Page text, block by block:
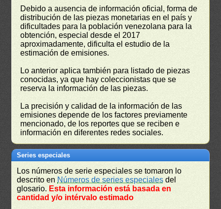
Debido a ausencia de información oficial, forma de
distribución de las piezas monetarias en el país y
dificultades para la población venezolana para la
obtención, especial desde el 2017
aproximadamente, dificulta el estudio de la
estimación de emisiones.
Lo anterior aplica también para listado de piezas
conocidas, ya que hay coleccionistas que se
reserva la información de las piezas.
La precisión y calidad de la información de las
emisiones depende de los factores previamente
mencionado, de los reportes que se reciben e
información en diferentes redes sociales.
Series especiales
Los números de serie especiales se tomaron lo
descrito en Números de series especiales del
glosario. Esta información está basada en
cantidad y/o intérvalo estimado